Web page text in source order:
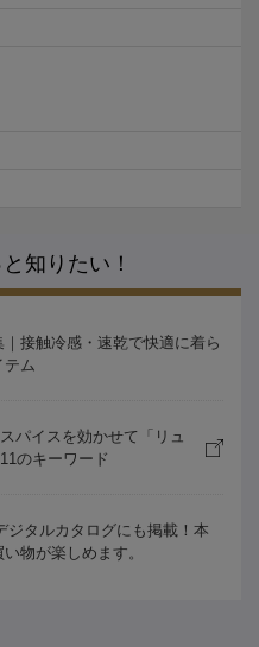
知りたい！
接触冷感・速乾で快適に着ら
テム
パイスを効かせて「リュ
のキーワード
ジタルカタログにも掲載！本
物が楽しめます。